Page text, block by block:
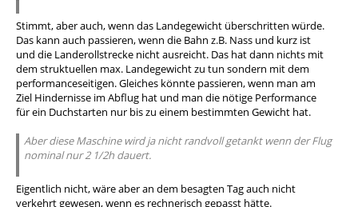
Stimmt, aber auch, wenn das Landegewicht überschritten würde.
Das kann auch passieren, wenn die Bahn z.B. Nass und kurz ist
und die Landerollstrecke nicht ausreicht. Das hat dann nichts mit
dem struktuellen max. Landegewicht zu tun sondern mit dem
performanceseitigen. Gleiches könnte passieren, wenn man am
Ziel Hindernisse im Abflug hat und man die nötige Performance
für ein Duchstarten nur bis zu einem bestimmten Gewicht hat.
Aber diese Maschine wird ja nicht randvoll getankt wenn der Flug
nominal nur 2 1/2h dauert.
Eigentlich nicht, wäre aber an dem besagten Tag auch nicht
verkehrt gewesen, wenn es rechnerisch gepasst hätte.